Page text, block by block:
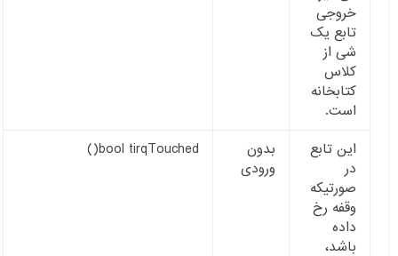
خروجی
تابع یک
شی از
کلاس
کتابخانه
است.
این تابع
در
صورتیکه
وقفه رخ
داده
باشد،
بدون
ورودی
bool tirqTouched()